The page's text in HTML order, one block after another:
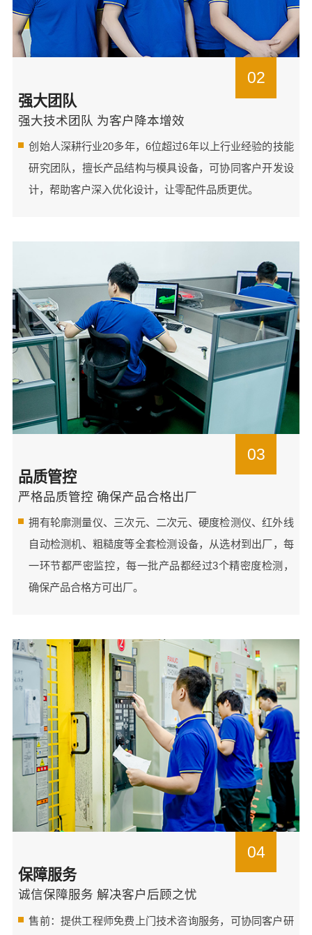
02
强大团队
强大技术团队 为客户降本增效
创始人深耕行业20多年，6位超过6年以上行业经验的技能
研究团队，擅长产品结构与模具设备，可协同客户开发设
计，帮助客户深入优化设计，让零配件品质更优。
03
品质管控
严格品质管控 确保产品合格出厂
拥有轮廓测量仪、三次元、二次元、硬度检测仪、红外线
自动检测机、粗糙度等全套检测设备，从选材到出厂，每
一环节都严密监控，每一批产品都经过3个精密度检测，
确保产品合格方可出厂。
04
保障服务
诚信保障服务 解决客户后顾之忧
售前：提供工程师免费上门技术咨询服务，可协同客户研